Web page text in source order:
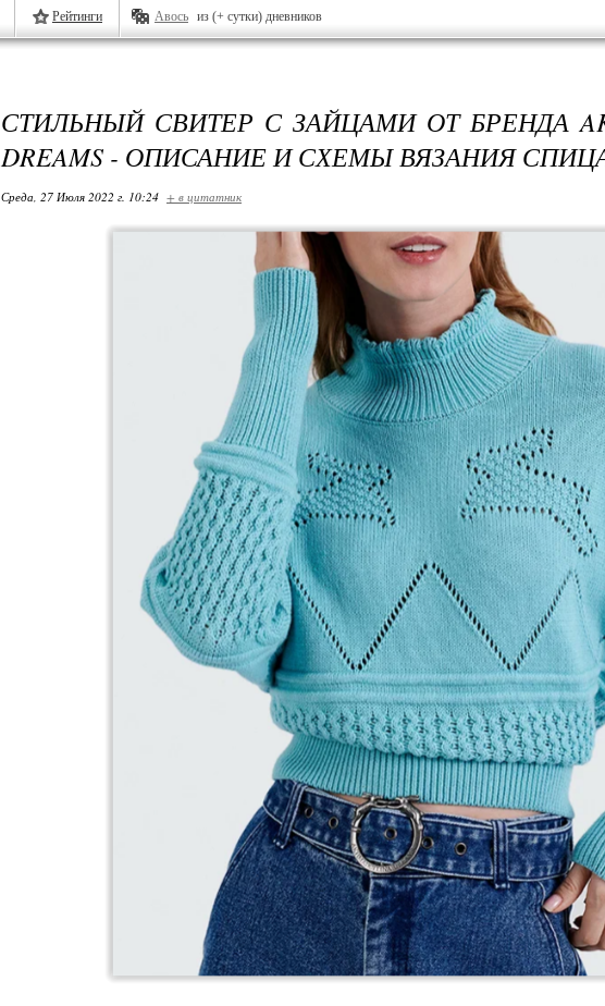
Рейтинги Авось из (+ сутки) дневников
СТИЛЬНЫЙ СВИТЕР С ЗАЙЦАМИ ОТ БРЕНДА
DREAMS - ОПИСАНИЕ И СХЕМЫ ВЯЗАНИЯ
Среда, 27 Июля 2022 г. 10:24 + в цитатник